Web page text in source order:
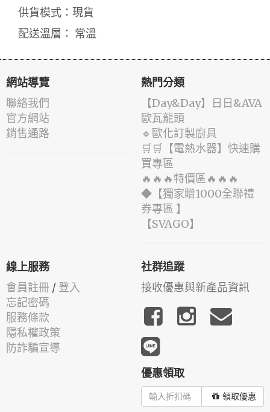
供貨模式：現貨
配送溫層： 常溫
網站導覽
聯絡我們
官方網站
銷售通路
熱門分類
️【Day&Day】️日日&AVA
歐瓦龍頭
🔹歐化訂製廚具
🛒🛒【電熱水器】快速購
買專區
🔥🔥🔥特價區🔥🔥🔥
◆【獨家贈1000全聯禮
券專區 】
️【SVAGO】️
線上服務
會員註冊 / 登入
忘記密碼
服務條款
隱私權政策
防詐騙宣導
社群追蹤
接收優惠與新產品資訊
優惠領取
領取優惠